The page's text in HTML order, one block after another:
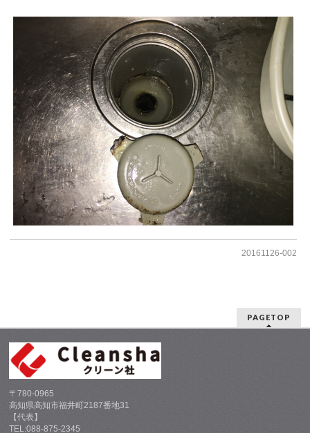
20161126-002
PAGETOP
〒780-0965
高知県高知市福井町2187番地31
【代表】
TEL:088-875-2345